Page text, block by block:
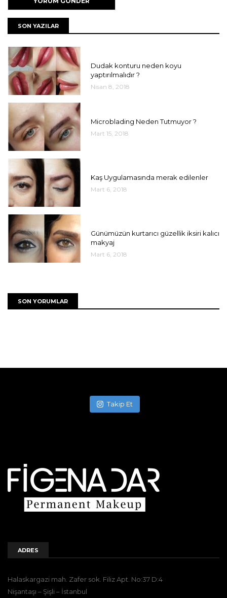
SON YAZILAR
Dudak konturu neden koyu
yaptırılmalıdır ?
Nisan 8, 2018
Microblading Neden Tutmuyor ?
Mart 15, 2018
Kaş Uygulamasında merak edilenler
Mart 6, 2018
Günümüzün kurtarıcı güzellik iksiri kalıcı
makyaj
Mart 6, 2018
SON YORUMLAR
Takip Et
ADRES
Halaskargazi mah. Zafer sok. Filiz Apt. No:37 D:4
Nişantaşı – Şişli – İstanbul